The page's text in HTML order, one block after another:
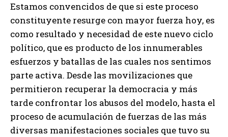
Estamos convencidos de que si este proceso
constituyente resurge con mayor fuerza hoy, es
como resultado y necesidad de este nuevo ciclo
político, que es producto de los innumerables
esfuerzos y batallas de las cuales nos sentimos
parte activa. Desde las movilizaciones que
permitieron recuperar la democracia y más
tarde confrontar los abusos del modelo, hasta el
proceso de acumulación de fuerzas de las más
diversas manifestaciones sociales que tuvo su